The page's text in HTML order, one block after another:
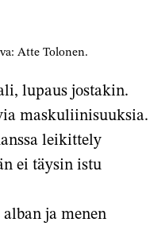
Atte Tolonen.
lupaus jostakin.
maskuliinisuuksia.
leikittely
ei täysin istu
ja menen